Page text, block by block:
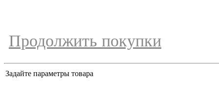
Продолжить покупки
Задайте параметры товара